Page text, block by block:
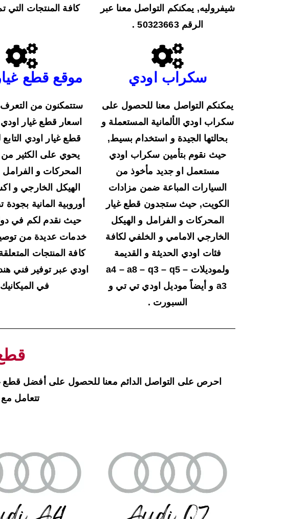
شيفروليه, يمكنكم التواصل معنا عبر
الرقم 50323663 .
كافة المنتجات التي
سكراب اودي
يمكنكم التواصل معنا للحصول على
سكراب اودي الألمانية المستعملة و
بحالتها الجيدة و استخدام بسيط,
حيث نقوم بتأمين سكراب اودي
مستعمل او جديد مأخوذ من
السيارات المباعة ضمن مزادات
الكويت, حيث ستجدون قطع غيار
المحركات و الفرامل و الهيكل
الخارجي الامامي و الخلفي لكافة
فئات اودي الحديثة و القديمة
ولموديلات a4 – a8 – q3 – q5 –
a3 و أيضاً موديل اودي تي تي و
السبورت .
موقع قطع
ستتمكنون من
اسعار قطع غيار
قطع غيار اودي التابع
يحوي على الكثير من
المحركات و الفرامل
الهيكل الخارجي و
أوروبية المانية بجودة
حيث نقدم لكم في
خدمات عديدة من
كافة المنتجات
اودي عبر توفير فني
في
احرص على التواصل الدائم معنا للحصول على أفضل قطع
تتعامل